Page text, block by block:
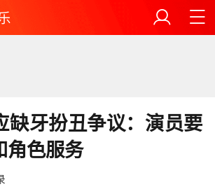
缺牙扮丑争议：演员要
角色服务